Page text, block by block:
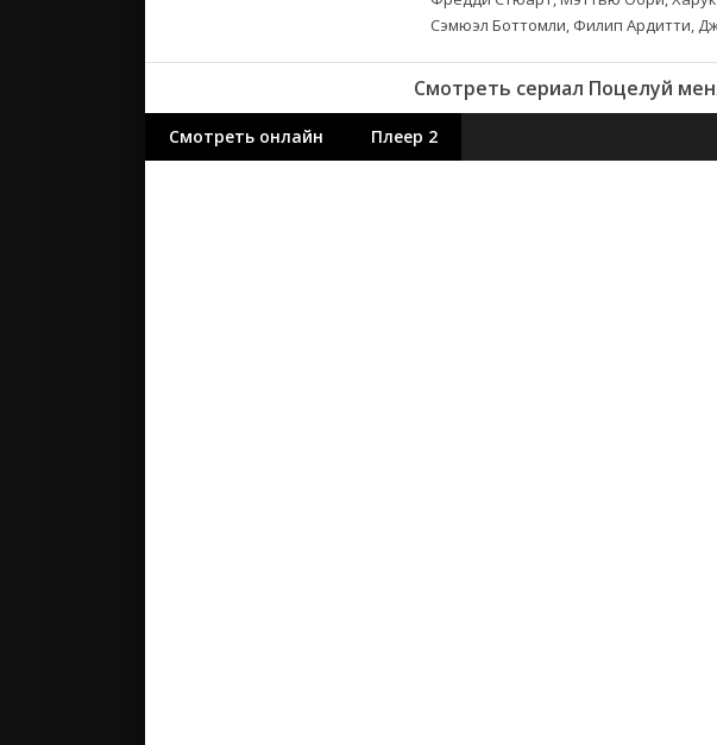
Сэмюэл Боттомли, Филип Ардитти,
Смотреть сериал Поцелуй
Смотреть онлайн Плеер 2